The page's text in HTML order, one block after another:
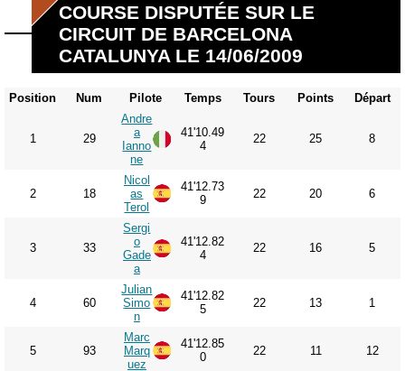
COURSE DISPUTÉE SUR LE
CIRCUIT DE BARCELONA
CATALUNYA LE 14/06/2009
Position Num Pilote Temps Tours Points Départ
1 29
Andre
a
Ianno
ne
41'10.49
4
22 25 8
2 18
Nicol
as
Terol
41'12.73
9
22 20 6
3 33
Sergi
o
Gade
a
41'12.82
4
22 16 5
4 60
Julian
Simo
n
41'12.82
5
22 13 1
5 93
Marc
Marq
uez
41'12.85
0
22 11 12